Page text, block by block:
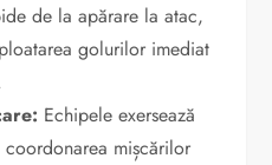
de la apărare la atac,
golurilor imediat
Echipele exersează
mișcărilor